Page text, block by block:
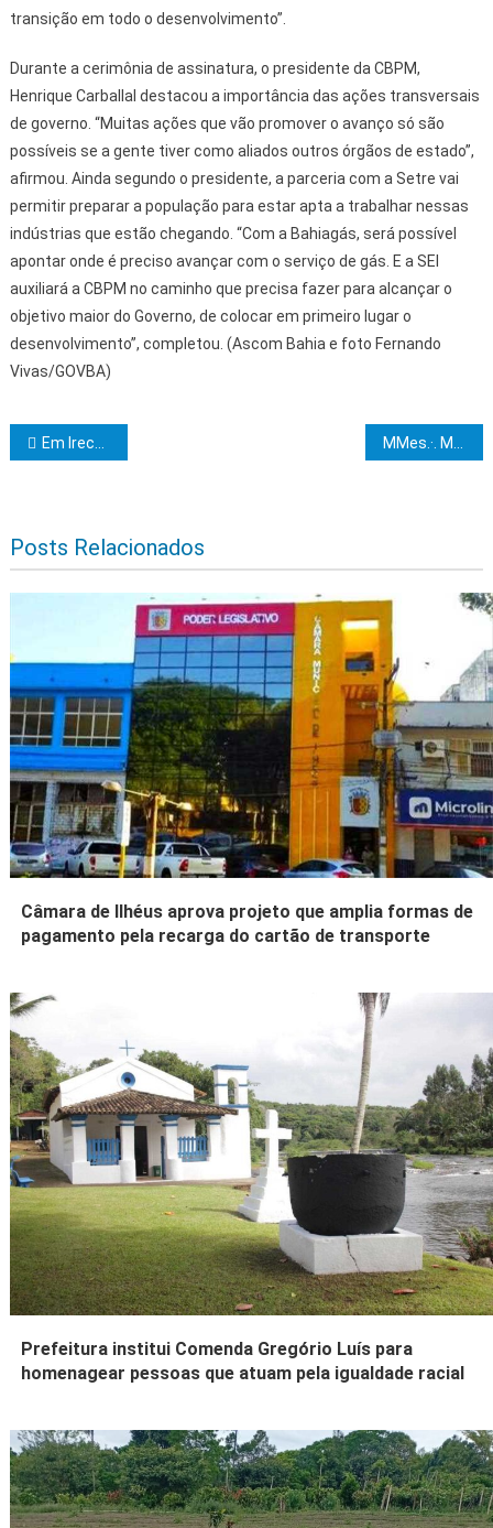
transição em todo o desenvolvimento”.
Durante a cerimônia de assinatura, o presidente da CBPM,
Henrique Carballal destacou a importância das ações transversais
de governo. “Muitas ações que vão promover o avanço só são
possíveis se a gente tiver como aliados outros órgãos de estado”,
afirmou. Ainda segundo o presidente, a parceria com a Setre vai
permitir preparar a população para estar apta a trabalhar nessas
indústrias que estão chegando. “Com a Bahiagás, será possível
apontar onde é preciso avançar com o serviço de gás. E a SEI
auxiliará a CBPM no caminho que precisa fazer para alcançar o
objetivo maior do Governo, de colocar em primeiro lugar o
desenvolvimento”, completou. (Ascom Bahia e foto Fernando
Vivas/GOVBA)
Navegação de Post
Em Irecê, exposição agropecuária e vacinação contra febre aftosa são destaque durante visita do governador
Posts Relacionados
Câmara de Ilhéus aprova projeto que amplia formas de
pagamento pela recarga do cartão de transporte
Prefeitura institui Comenda Gregório Luís para
homenagear pessoas que atuam pela igualdade racial